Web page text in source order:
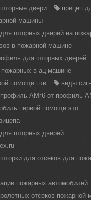
двери
прицеп
машины
шторных дверей на
в пожарной машине
для шторных дверей
пожарных в ац машине
помощи птв
виды
профиль АМг6 от профиль
первой помощи это
шторных дверей
для отсеков для
пожарных автомобилей
отсеков пожарной